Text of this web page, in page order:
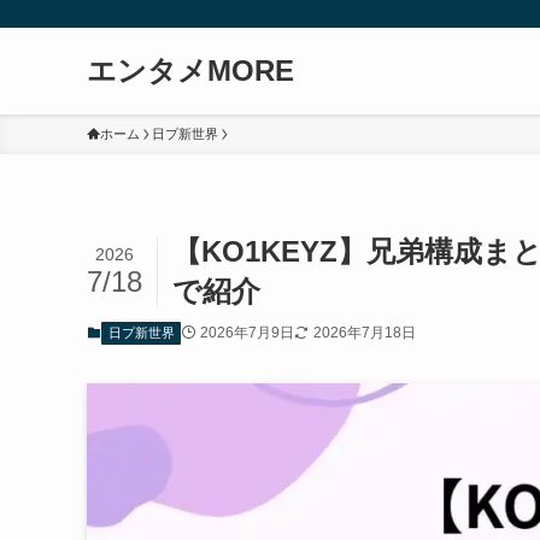
エンタメMORE
ホーム 日プ新世界
【KO1KEYZ】兄弟構成ま
で紹介
2026
7/18
日プ新世界 2026年7月9日 2026年7月18日